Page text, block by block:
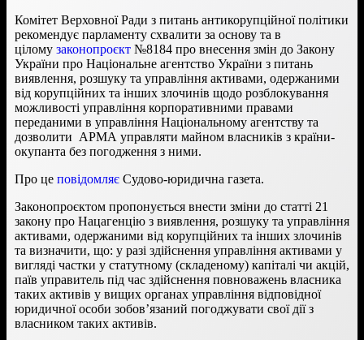
Комітет Верховної Ради з питань антикорупційної політики
рекомендує парламенту схвалити за основу та в
цілому законопроєкт №8184 про внесення змін до Закону
України про Національне агентство України з питань
виявлення, розшуку та управління активами, одержаними
від корупційних та інших злочинів щодо розблокування
можливості управління корпоративними правами
переданими в управління Національному агентству та
дозволити АРМА управляти майном власників з країни-
окупанта без погодження з ними.
Про це повідомляє Судово-юридична газета.
Законопроєктом пропонується внести зміни до статті 21
закону про Нацагенцію з виявлення, розшуку та управління
активами, одержаними від корупційних та інших злочинів
та визначити, що: у разі здійснення управління активами у
вигляді частки у статутному (складеному) капіталі чи акцій,
паїв управитель під час здійснення повноважень власника
таких активів у вищих органах управління відповідної
юридичної особи зобов’язаний погоджувати свої дії з
власником таких активів.